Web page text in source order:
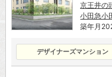
京王井の
小田急小
築年月
デザイナーズマンション